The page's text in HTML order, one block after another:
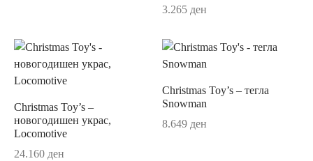
3.265 ден
Christmas Toy’s –
новогодишен украс,
Locomotive
24.160 ден
Christmas Toy’s – тегла
Snowman
8.649 ден